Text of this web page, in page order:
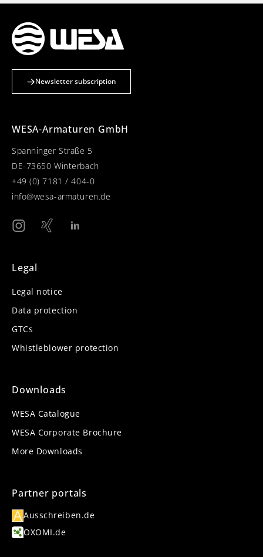
Newsletter subscription
WESA-Armaturen GmbH
Spanninger Straße 5
DE-73650 Winterbach
+49 (0) 7181 / 404-0
info@wesa-armaturen.de
Legal
Legal notice
Data protection
GTCs
Whistleblower protection
Downloads
WESA Catalogue
WESA Corporate Brochure
More Downloads
Partner portals
Ausschreiben.de
OXOMI.de